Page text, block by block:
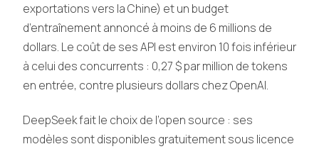
exportations vers la Chine) et un budget
d’entraînement annoncé à moins de 6 millions de
dollars. Le coût de ses API est environ 10 fois inférieur
à celui des concurrents : 0,27 $ par million de tokens
en entrée, contre plusieurs dollars chez OpenAI.
DeepSeek fait le choix de l’open source : ses
modèles sont disponibles gratuitement sous licence